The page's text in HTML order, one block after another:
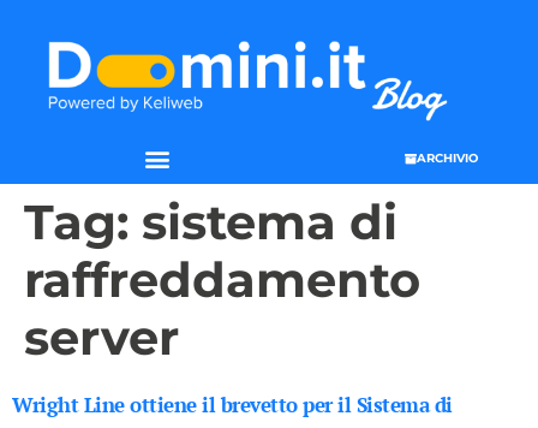
ARCHIVIO
Tag: sistema di
raffreddamento
server
Wright Line ottiene il brevetto per il Sistema di